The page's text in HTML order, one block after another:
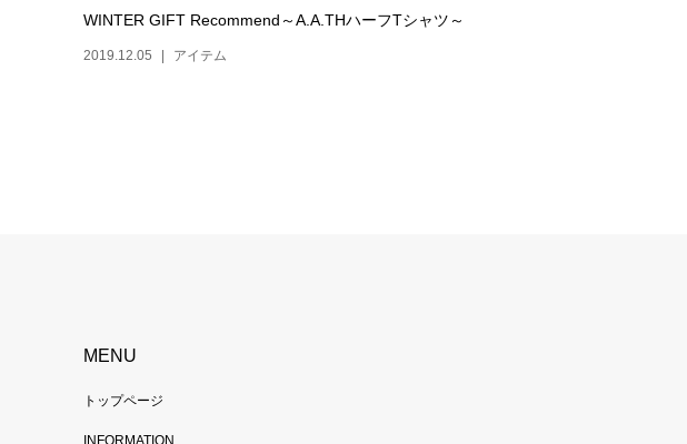
WINTER GIFT Recommend～A.A.THハーフTシャツ～
2019.12.05 アイテム
MENU
トップページ
INFORMATION